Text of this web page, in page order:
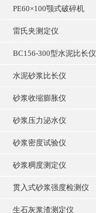
PE60×100颚式破碎机
雷氏夹测定仪
BC156-300型水泥比长仪
水泥砂浆比长仪
砂浆收缩膨胀仪
砂浆压力泌水仪
砂浆密度试验仪
砂浆稠度测定仪
贯入式砂浆强度检测仪
生石灰浆渣测定仪